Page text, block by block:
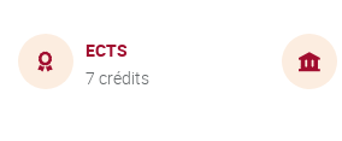
ECTS
7 crédits